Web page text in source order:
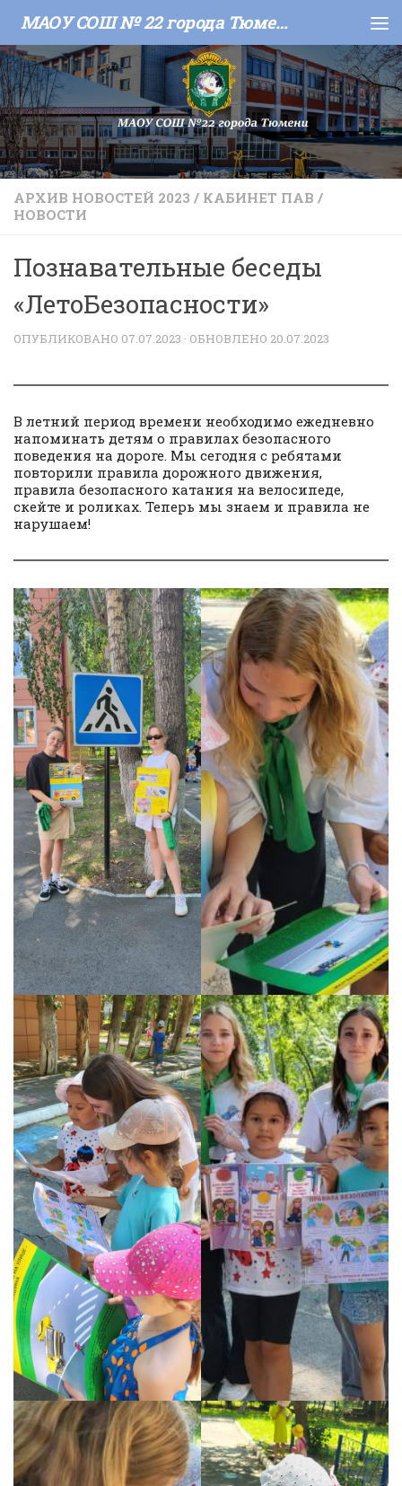
Skip to content МАОУ СОШ № 22 города Тюмени
АРХИВ НОВОСТЕЙ 2023 / КАБИНЕТ ПАВ /
НОВОСТИ
Познавательные беседы
«ЛетоБезопасности»
ОПУБЛИКОВАНО 07.07.2023 · ОБНОВЛЕНО 20.07.2023
В летний период времени необходимо ежедневно
напоминать детям о правилах безопасного
поведения на дороге. Мы сегодня с ребятами
повторили правила дорожного движения,
правила безопасного катания на велосипеде,
скейте и роликах. Теперь мы знаем и правила не
нарушаем!